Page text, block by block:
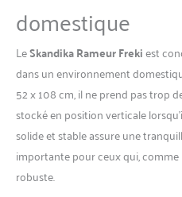
par
domestique
LeSkandika Rameur Frekiest
dans un environnement
52 x 108 cm, il ne prend pas trop
stocké en position verticale
solide et stable assure une
importante pour ceux qui,
robuste.